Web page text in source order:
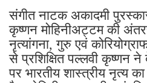
संगीत नाटक अकादमी
कृष्णन मोहिनीअट्टम की
नृत्यांगना, गुरु एवं
से प्रशिक्षित पल्लवी कृष्णन
पर भारतीय शास्त्रीय नृत्य